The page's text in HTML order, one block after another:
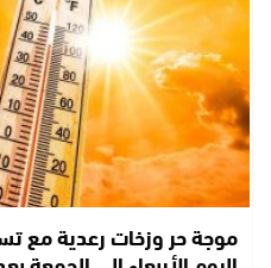
موجة حر وزخات رعدية مع